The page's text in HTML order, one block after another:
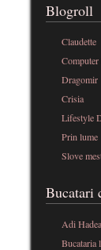
Blogroll
Claudette
Dragomir
Crisia
Lifestyle
Prin lume
Slove
Bucatari
Adi
Bucataria